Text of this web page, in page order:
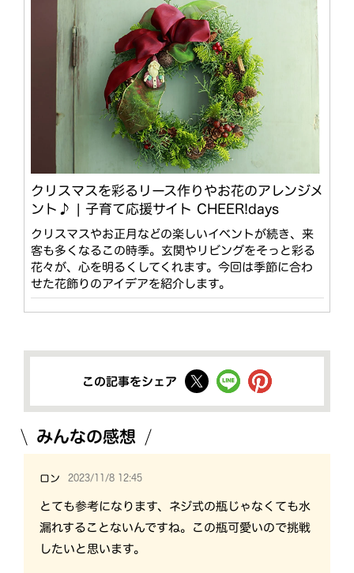
クリスマスを彩るリース作りやお花のアレンジメ
ント♪ | 子育て応援サイト CHEER!days
クリスマスやお正月などの楽しいイベントが続き、来
客も多くなるこの時季。玄関やリビングをそっと彩る
花々が、心を明るくしてくれます。今回は季節に合わ
せた花飾りのアイデアを紹介します。
この記事をシェア
みんなの感想
ロン 2023/11/8 12:45
とても参考になります、ネジ式の瓶じゃなくても水
漏れすることないんですね。この瓶可愛いので挑戦
したいと思います。